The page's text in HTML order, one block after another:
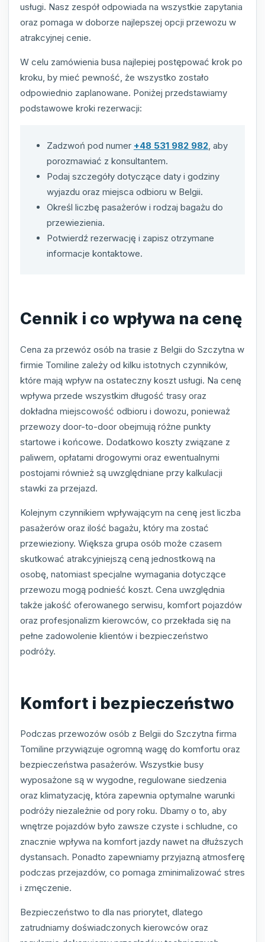
usługi. Nasz zespół odpowiada na wszystkie zapytania
oraz pomaga w doborze najlepszej opcji przewozu w
atrakcyjnej cenie.
W celu zamówienia busa najlepiej postępować krok po
kroku, by mieć pewność, że wszystko zostało
odpowiednio zaplanowane. Poniżej przedstawiamy
podstawowe kroki rezerwacji:
Zadzwoń pod numer +48 531 982 982 , aby
porozmawiać z konsultantem.
Podaj szczegóły dotyczące daty i godziny
wyjazdu oraz miejsca odbioru w Belgii.
Określ liczbę pasażerów i rodzaj bagażu do
przewiezienia.
Potwierdź rezerwację i zapisz otrzymane
informacje kontaktowe.
Cennik i co wpływa na cenę
Cena za przewóz osób na trasie z Belgii do Szczytna w
firmie Tomiline zależy od kilku istotnych czynników,
które mają wpływ na ostateczny koszt usługi. Na cenę
wpływa przede wszystkim długość trasy oraz
dokładna miejscowość odbioru i dowozu, ponieważ
przewozy door-to-door obejmują różne punkty
startowe i końcowe. Dodatkowo koszty związane z
paliwem, opłatami drogowymi oraz ewentualnymi
postojami również są uwzględniane przy kalkulacji
stawki za przejazd.
Kolejnym czynnikiem wpływającym na cenę jest liczba
pasażerów oraz ilość bagażu, który ma zostać
przewieziony. Większa grupa osób może czasem
skutkować atrakcyjniejszą ceną jednostkową na
osobę, natomiast specjalne wymagania dotyczące
przewozu mogą podnieść koszt. Cena uwzględnia
także jakość oferowanego serwisu, komfort pojazdów
oraz profesjonalizm kierowców, co przekłada się na
pełne zadowolenie klientów i bezpieczeństwo
podróży.
Komfort i bezpieczeństwo
Podczas przewozów osób z Belgii do Szczytna firma
Tomiline przywiązuje ogromną wagę do komfortu oraz
bezpieczeństwa pasażerów. Wszystkie busy
wyposażone są w wygodne, regulowane siedzenia
oraz klimatyzację, która zapewnia optymalne warunki
podróży niezależnie od pory roku. Dbamy o to, aby
wnętrze pojazdów było zawsze czyste i schludne, co
znacznie wpływa na komfort jazdy nawet na dłuższych
dystansach. Ponadto zapewniamy przyjazną atmosferę
podczas przejazdów, co pomaga zminimalizować stres
i zmęczenie.
Bezpieczeństwo to dla nas priorytet, dlatego
zatrudniamy doświadczonych kierowców oraz